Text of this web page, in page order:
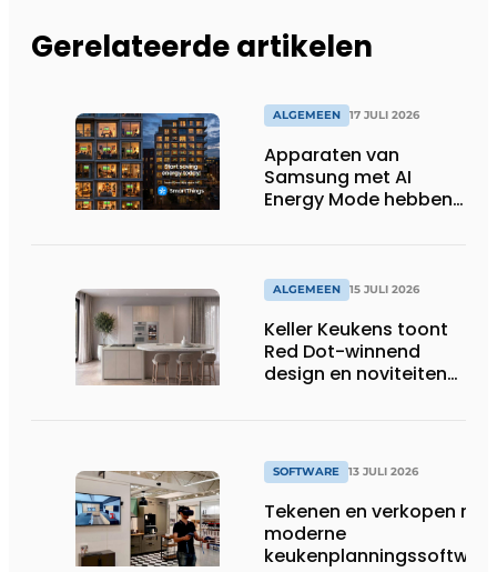
Gerelateerde artikelen
ALGEMEEN 17 JULI 2026
Apparaten van
Samsung met AI
Energy Mode hebben
huishoudens, wat
wassen van 22.023.110
voetbalshirts
ALGEMEEN 15 JULI 2026
Keller Keukens toont
Red Dot-winnend
design en noviteiten
SOFTWARE 13 JULI 2026
Tekenen en verkopen met
moderne
keukenplanningssoftware